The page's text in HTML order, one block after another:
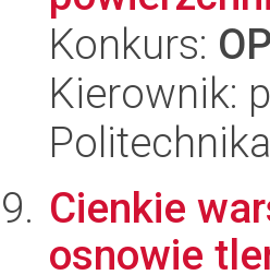
Konkurs:
Kierownik:
Cienkie
osnowie